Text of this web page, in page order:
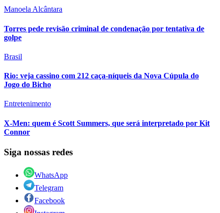
Manoela Alcântara
Torres pede revisão criminal de condenação por tentativa de
golpe
Brasil
Rio: veja cassino com 212 caça-níqueis da Nova Cúpula do
Jogo do Bicho
Entretenimento
X-Men: quem é Scott Summers, que será interpretado por Kit
Connor
Siga nossas redes
WhatsApp
Telegram
Facebook